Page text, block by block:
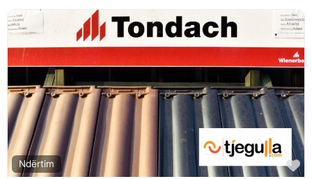
Ndërtim